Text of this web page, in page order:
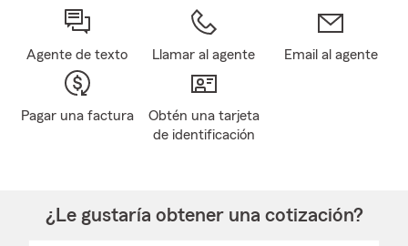
Agente de texto Llamar al agente Email al agente
Pagar una factura
Obtén una tarjeta
de identificación
¿Le gustaría obtener una cotización?